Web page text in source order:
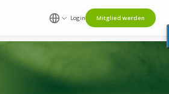
Login Mitglied werden